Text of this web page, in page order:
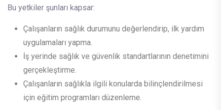
Bu yetkiler şunları kapsar:
Çalışanların sağlık durumunu değerlendirip, ilk yardım
uygulamaları yapma.
İş yerinde sağlık ve güvenlik standartlarının denetimini
gerçekleştirme.
Çalışanların sağlıkla ilgili konularda bilinçlendirilmesi
için eğitim programları düzenleme.